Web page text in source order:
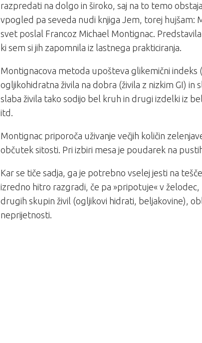
razpredati na dolgo in široko, saj na to temo
vpogled pa seveda nudi knjiga Jem, torej hujšam:
svet poslal Francoz Michael Montignac.
ki sem si jih zapomnila iz lastnega prakticiranja.
Montignacova metoda upošteva glikemični indeks
ogljikohidratna živila na dobra (živila z nizkim GI) in
slaba živila tako sodijo bel kruh in drugi izdelki iz
itd.
Montignac priporoča uživanje večjih količin
občutek sitosti. Pri izbiri mesa je poudarek na
Kar se tiče sadja, ga je potrebno vselej jesti na
izredno hitro razgradi, če pa »pripotuje« v želodec,
drugih skupin živil (ogljikovi hidrati, beljakovine),
neprijetnosti.